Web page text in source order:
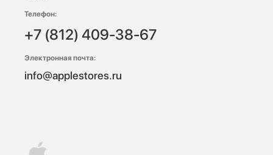
Телефон:
+7 (812) 409-38-67
Электронная почта:
info@applestores.ru